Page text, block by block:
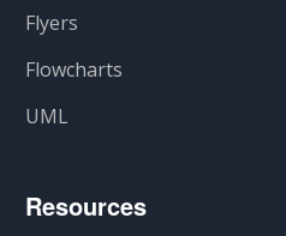
Flyers
Flowcharts
UML
Resources